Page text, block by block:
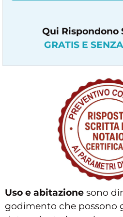
Qui Rispondono
GRATIS E
Uso e abitazione sono
godimento che possono